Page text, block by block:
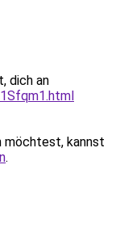
dich an
möchtest, kannst
.